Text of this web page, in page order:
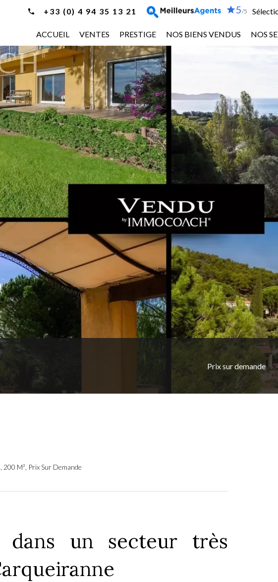
+33 (0) 4 94 35 13 21 5/5
ACCUEIL VENTES PRESTIGE NOS BIENS VENDUS NOS
Prix sur demande
M², Prix Sur Demande
un secteur très